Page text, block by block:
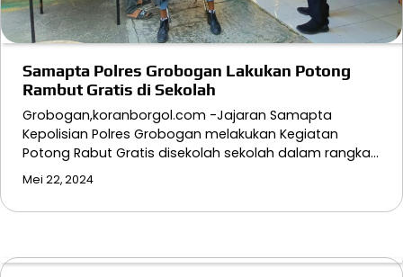
Samapta Polres Grobogan Lakukan Potong
Rambut Gratis di Sekolah
Grobogan,koranborgol.com -Jajaran Samapta
Kepolisian Polres Grobogan melakukan Kegiatan
Potong Rabut Gratis disekolah sekolah dalam rangka…
Mei 22, 2024